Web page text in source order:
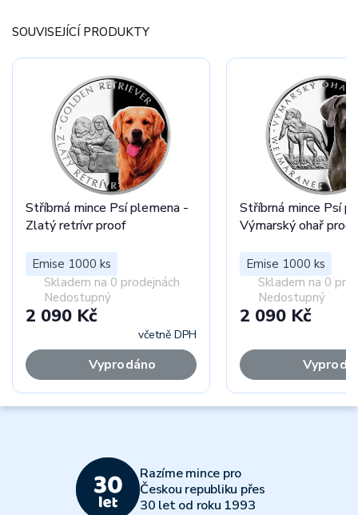
SOUVISEJÍCÍ PRODUKTY
Stříbrná mince Psí plemena -
Zlatý retrívr proof
Emise 1000 ks
Skladem na 0 prodejnách
Nedostupný
2 090 Kč
včetně DPH
Vyprodáno
Stříbrná mince Psí
Výmarský ohař proof
Emise 1000 ks
Skladem na 0
Nedostupný
2 090 Kč
Razíme mince pro
Českou republiku přes
30 let od roku 1993